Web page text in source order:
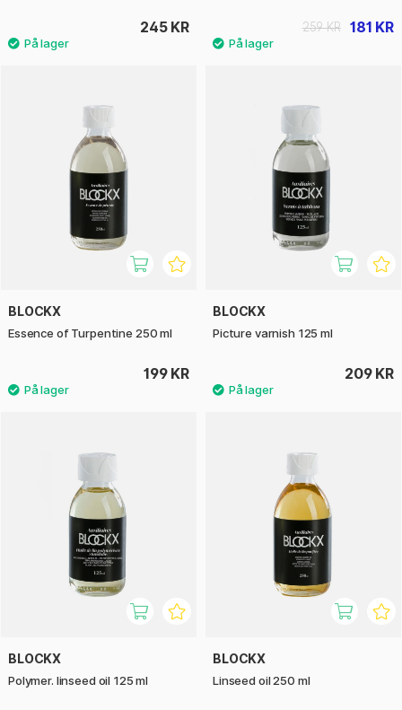
245 KR 181 KR
259 KR
BLOCKX
Essence of Turpentine 250 ml
199 KR
BLOCKX
Picture varnish 125 ml
209 KR
BLOCKX
Polymer. linseed oil 125 ml
BLOCKX
Linseed oil 250 ml